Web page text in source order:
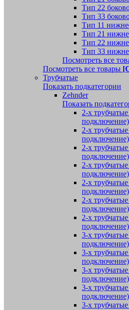
Тип 22
Тип 33
Тип 11
Тип 21
Тип 22
Тип 33
Посмотреть все
Посмотреть все товары
Трубчатые
Показать подкатегории
Zehnder
Показать
2-х
подключение)
2-х
подключение)
2-х
подключение)
2-х
подключение)
2-х
2-х
подключение)
2-х
3-х
подключение)
3-х
подключение)
3-х
подключение)
3-х
подключение)
3-х